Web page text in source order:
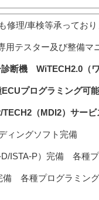
修理/車検等承ってお
テスター及び整備マ
断機 WiTECH2.0（
ECUプログラミング可
（MDI2）サー
ィングソフト完備
D/ISTA-P）完備 各種
各種プログラミン